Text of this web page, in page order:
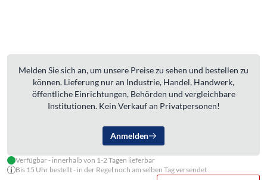
Melden Sie sich an, um unsere Preise zu sehen und bestellen zu
können. Lieferung nur an Industrie, Handel, Handwerk,
öffentliche Einrichtungen, Behörden und vergleichbare
Institutionen. Kein Verkauf an Privatpersonen!
Anmelden
Verfügbar - innerhalb von 1-2 Tagen lieferbar
Bis 15 Uhr bestellt - in der Regel noch am selben Tag versendet